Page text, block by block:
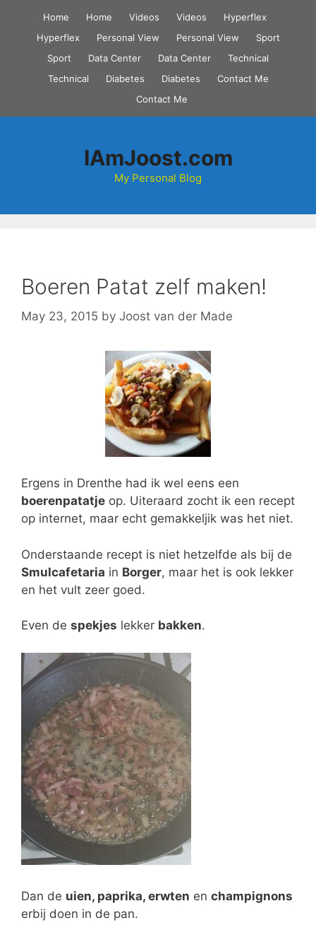
content
Home Home Videos Videos
Hyperflex
Hyperflex
Personal View Personal View
Sport
Sport
Data Center Data Center
Technical
Technical
Diabetes Diabetes
Contact Me
Contact Me
IAmJoost.com
My Personal Blog
Boeren Patat zelf maken!
May 23, 2015 by Joost van der Made
Ergens in Drenthe had ik wel eens een
boerenpatatje op. Uiteraard zocht ik een recept
op internet, maar echt gemakkeljik was het niet.
Onderstaande recept is niet hetzelfde als bij de
Smulcafetaria in Borger, maar het is ook lekker
en het vult zeer goed.
Even de spekjes lekker bakken.
Dan de uien, paprika, erwten en champignons
erbij doen in de pan.